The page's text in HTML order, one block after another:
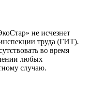
не исчезнет
труда (ГИТ).
во время
любых
случаю.